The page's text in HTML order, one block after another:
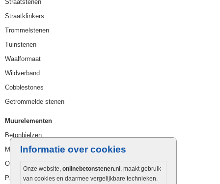
Informatie over cookies
Onze website, onlinebetonstenen.nl , maakt gebruik
van cookies en daarmee vergelijkbare technieken.
Straatstenen
Straatklinkers
Trommelstenen
Tuinstenen
Waalformaat
Wildverband
Cobblestones
Getrommelde stenen
Muurelementen
Betonbielzen
Muurstenen
Opsluitbanden
Palissaden